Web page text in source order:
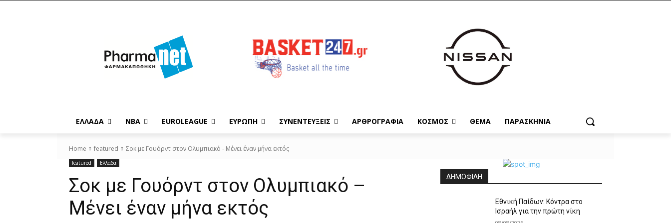
EΛΛΑΔΑ NBA ΕUROLEAGUE ΕΥΡΩΠΗ ΣΥΝΕΝΤΕΥΞΕΙΣ ΑΡΘΡΟΓΡΑΦΙΑ ΚΟΣΜΟΣ ΘΕΜΑ ΠΑΡΑΣΚΗΝΙΑ
Home featured Σοκ με Γουόρντ στον Ολυμπιακό - Μένει έναν μήνα εκτός
featured Ελλαδα
Σοκ με Γουόρντ στον Ολυμπιακό –
Μένει έναν μήνα εκτός
ΔΗΜΟΦΙΛΗ
Εθνική Παίδων: Κόντρα στο
Ισραήλ για την πρώτη νίκη